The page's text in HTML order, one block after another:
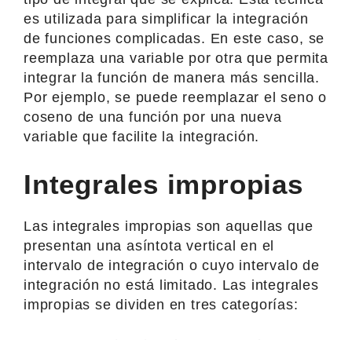
es utilizada para simplificar la integración
de funciones complicadas. En este caso, se
reemplaza una variable por otra que permita
integrar la función de manera más sencilla.
Por ejemplo, se puede reemplazar el seno o
coseno de una función por una nueva
variable que facilite la integración.
Integrales impropias
Las integrales impropias son aquellas que
presentan una asíntota vertical en el
intervalo de integración o cuyo intervalo de
integración no está limitado. Las integrales
impropias se dividen en tres categorías: